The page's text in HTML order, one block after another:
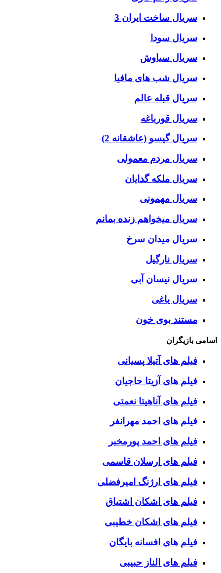
سریال ساخت ایران 3
سریال سودا
سریال سیاوش
سریال شب های مافیا
سریال قبله عالم
سریال قورباغه
سریال گیسو (عاشقانه 2)
سریال مردم معمولی
سریال ملکه گدایان
سریال مهمونی
سریال میخواهم زنده بمانم
سریال میدان سرخ
سریال نارگیل
سریال نیسان آبی
سریال یاغی
مستند بوی خون
اسامی بازیگران
فیلم های آتیلا پسیانی
فیلم های آزیتا حاجیان
فیلم های آناهیتا نعمتی
فیلم های احمد مهرانفر
فیلم های احمد پورمخبر
فیلم های ارسلان قاسمی
فیلم های ارژنگ امیرفضلی
فیلم های اشکان اشتیاق
فیلم های اشکان خطیبی
فیلم های افسانه بایگان
فیلم های الناز حبیبی